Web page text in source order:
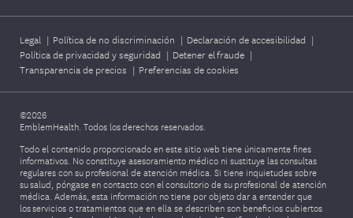
Legal | Política de no discriminación | Declaración de accesibilidad |
Política de privacidad y seguridad | Detener el fraude |
Transparencia de precios | Preferencias de cookies
©2026
EmblemHealth. Todos los derechos reservados.
Todo el contenido proporcionado en este sitio web tiene únicamente fines
informativos. No constituye asesoramiento médico ni sustituye las consultas
regulares con su profesional de atención médica. Si tiene inquietudes sobre
su salud, póngase en contacto con el consultorio de su profesional de atención
médica. Además, esta información no tiene por objeto dar a entender que
los servicios o tratamientos que en ella se describen son beneficios cubiertos